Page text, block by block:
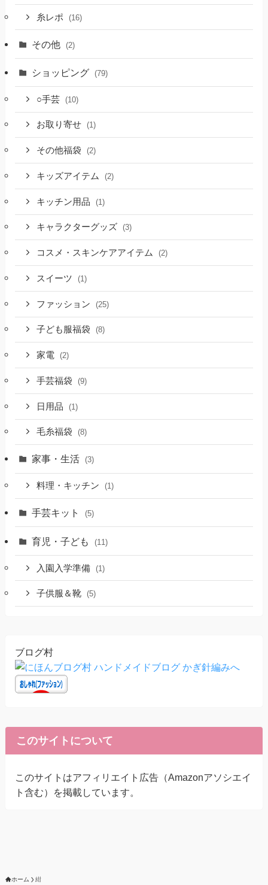
糸レポ (16)
その他 (2)
ショッピング (79)
○手芸 (10)
お取り寄せ (1)
その他福袋 (2)
キッズアイテム (2)
キッチン用品 (1)
キャラクターグッズ (3)
コスメ・スキンケアアイテム (2)
スイーツ (1)
ファッション (25)
子ども服福袋 (8)
家電 (2)
手芸福袋 (9)
日用品 (1)
毛糸福袋 (8)
家事・生活 (3)
料理・キッチン (1)
手芸キット (5)
育児・子ども (11)
入園入学準備 (1)
子供服＆靴 (5)
ブログ村
このサイトについて
このサイトはアフィリエイト広告（Amazonアソシエイ
ト含む）を掲載しています。
ホーム 紺